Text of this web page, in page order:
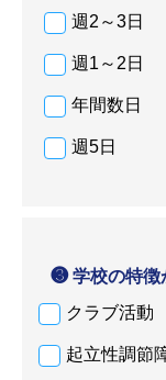
週2～3日
週1～2日
年間数日
週5日
❸ 学校の特徴
クラブ活動
起立性調節